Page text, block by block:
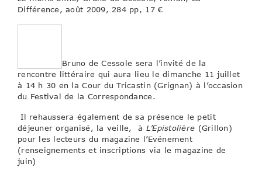
Différence, août 2009, 284 pp, 17 €
Bruno de Cessole sera l’invité de la
rencontre littéraire qui aura lieu le dimanche 11 juillet
à 14 h 30 en la Cour du Tricastin (Grignan) à l’occasion
du Festival de la Correspondance.
Il rehaussera également de sa présence le petit
déjeuner organisé, la veille, à L’Epistolière (Grillon)
pour les lecteurs du magazine l’Evénement
(renseignements et inscriptions via le magazine de
juin)